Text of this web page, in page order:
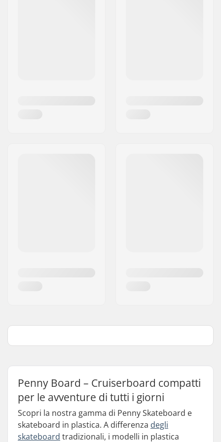
Penny Board – Cruiserboard compatti
per le avventure di tutti i giorni
Scopri la nostra gamma di Penny Skateboard e
skateboard in plastica. A differenza degli
skateboard tradizionali, i modelli in plastica